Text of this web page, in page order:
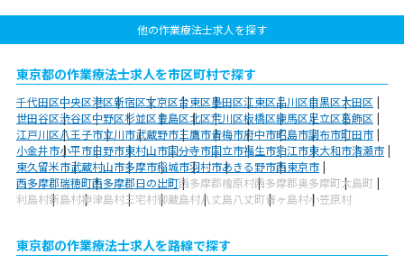
他の作業療法士求人を探す
東京都の作業療法士求人を市区町村で探す
千代田区中央区港区新宿区文京区台東区墨田区江東区品川区目黒区大田区
世田谷区渋谷区中野区杉並区豊島区北区荒川区板橋区練馬区足立区葛飾区
江戸川区八王子市立川市武蔵野市三鷹市青梅市府中市昭島市調布市町田市
小金井市小平市日野市東村山市国分寺市国立市福生市狛江市東大和市清瀬市
東久留米市武蔵村山市多摩市稲城市羽村市あきる野市西東京市
西多摩郡瑞穂町西多摩郡日の出町西多摩郡檜原村西多摩郡奥多摩町大島町
利島村新島村神津島村三宅村御蔵島村八丈島八丈町青ヶ島村小笠原村
東京都の作業療法士求人を路線で探す